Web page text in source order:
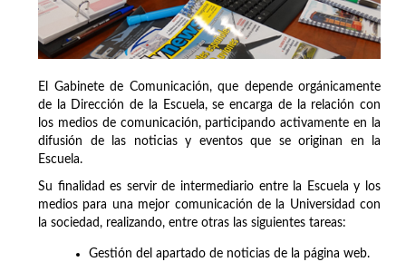
El Gabinete de Comunicación, que depende orgánicamente
de la Dirección de la Escuela, se encarga de la relación con
los medios de comunicación, participando activamente en la
difusión de las noticias y eventos que se originan en la
Escuela.
Su finalidad es servir de intermediario entre la Escuela y los
medios para una mejor comunicación de la Universidad con
la sociedad, realizando, entre otras las siguientes tareas:
Gestión del apartado de noticias de la página web.